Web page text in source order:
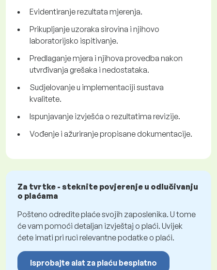
Evidentiranje rezultata mjerenja.
Prikupljanje uzoraka sirovina i njihovo
laboratorijsko ispitivanje.
Predlaganje mjera i njihova provedba nakon
utvrđivanja grešaka i nedostataka.
Sudjelovanje u implementaciji sustava
kvalitete.
Ispunjavanje izvješća o rezultatima revizije.
Vođenje i ažuriranje propisane dokumentacije.
Za tvrtke - steknite povjerenje u odlučivanju
o plaćama
Pošteno odredite plaće svojih zaposlenika. U tome
će vam pomoći detaljan izvještaj o plaći. Uvijek
ćete imati pri ruci relevantne podatke o plaći.
Isprobajte alat za plaću besplatno